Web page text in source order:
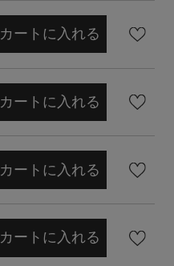
カートに入れる
カートに入れる
カートに入れる
カートに入れる